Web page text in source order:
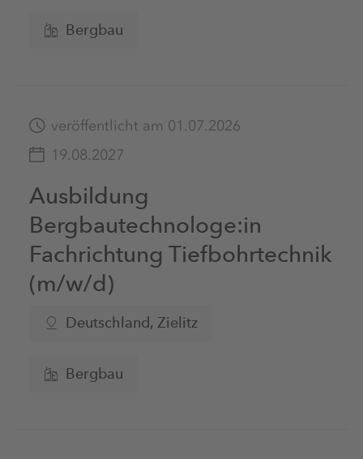
Bergbau
veröffentlicht am 01.07.2026
19.08.2027
Ausbildung
Bergbautechnologe:in
Fachrichtung Tiefbohrtechnik
(m/w/d)
Deutschland, Zielitz
Bergbau